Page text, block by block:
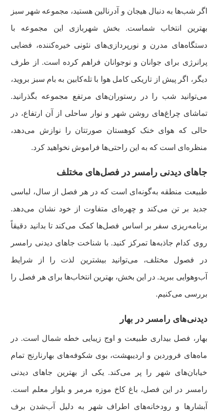
اگر شب‌ها به دنبال هیجان و آدرنالین هستید، مجموعه شهر سبز
بهترین انتخاب شماست. بخش شهربازی این مجموعه با
دستگاه‌های مدرن و نورپردازی‌های نئونی خیره‌کننده، فضایی
پرانرژی برای جوانان و نوجوانان فراهم کرده است. از طرف
دیگر، اگر پیش از تاریکی کامل هوا با تله‌کابین به بام سبز بروید،
می‌توانید شب را در رستوران‌های مرتفع مجموعه بگذرانید.
تماشای چراغ‌های روشن شهر و نوار ساحلی از آن ارتفاع، در
حالی که هوای خنک کوهستان صورتتان را نوازش می‌دهد،
منظره‌ای است که به این راحتی‌ها فراموش نخواهید کرد.
جاهای دیدنی رامسر در فصل‌های مختلف
طبیعت منطقه به‌گونه‌ای است که در هر فصل از سال، لباسی
جدید بر تن می‌کند و چهره‌ای متفاوت از خود نشان می‌دهد.
برنامه‌ریزی سفر بر اساس فصل‌ها کمک می‌کند تا بدانید دقیقاً
روی کدام جاذبه‌ها تمرکز کنید. با شناخت جاهای دیدنی رامسر
در فصول مختلف، می‌توانید بیشترین لذت را از شرایط
آب‌وهوایی ببرید. در این بخش، بهترین انتخاب‌ها برای هر فصل را
بررسی می‌کنیم.
دیدنی‌های رامسر در بهار
بهار، فصل بیداری طبیعت و اوج زیبایی خطه شمال است. در
ماه‌های فروردین و اردیبهشت، بوی شکوفه‌های بهارنارنج تمام
خیابان‌های شهر را پر می‌کند. یکی از بهترین جاهای دیدنی
رامسر در این فصل، باغ کاخ موزه مرمر و بلوار معلم است.
آبشارها و رودخانه‌های اطراف شهر به دلیل آب‌شدن برف